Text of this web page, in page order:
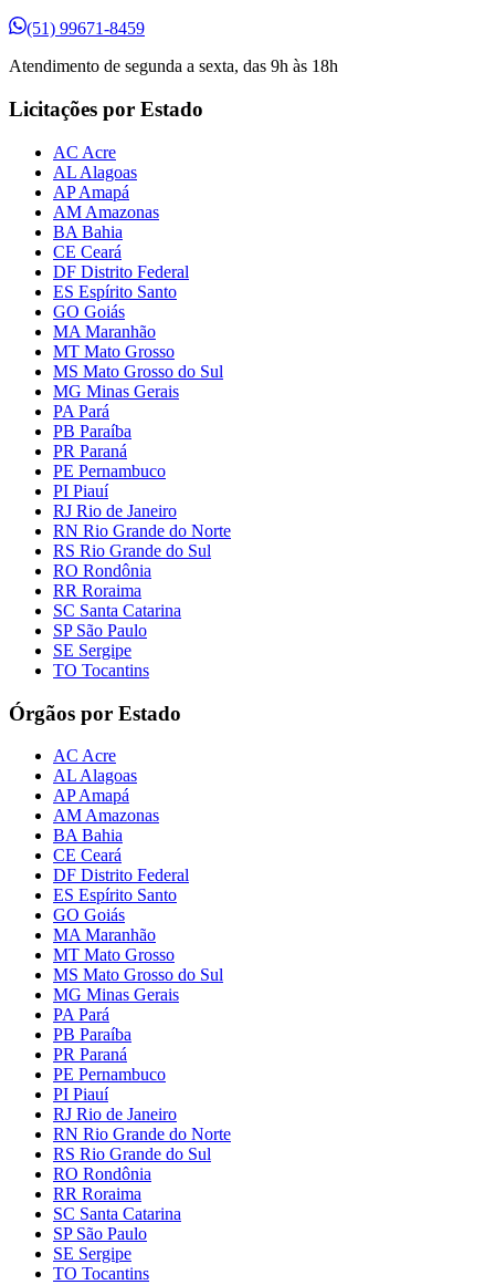
(51) 99671-8459
Atendimento de segunda a sexta, das 9h às 18h
Licitações por Estado
AC Acre
AL Alagoas
AP Amapá
AM Amazonas
BA Bahia
CE Ceará
DF Distrito Federal
ES Espírito Santo
GO Goiás
MA Maranhão
MT Mato Grosso
MS Mato Grosso do Sul
MG Minas Gerais
PA Pará
PB Paraíba
PR Paraná
PE Pernambuco
PI Piauí
RJ Rio de Janeiro
RN Rio Grande do Norte
RS Rio Grande do Sul
RO Rondônia
RR Roraima
SC Santa Catarina
SP São Paulo
SE Sergipe
TO Tocantins
Órgãos por Estado
AC Acre
AL Alagoas
AP Amapá
AM Amazonas
BA Bahia
CE Ceará
DF Distrito Federal
ES Espírito Santo
GO Goiás
MA Maranhão
MT Mato Grosso
MS Mato Grosso do Sul
MG Minas Gerais
PA Pará
PB Paraíba
PR Paraná
PE Pernambuco
PI Piauí
RJ Rio de Janeiro
RN Rio Grande do Norte
RS Rio Grande do Sul
RO Rondônia
RR Roraima
SC Santa Catarina
SP São Paulo
SE Sergipe
TO Tocantins